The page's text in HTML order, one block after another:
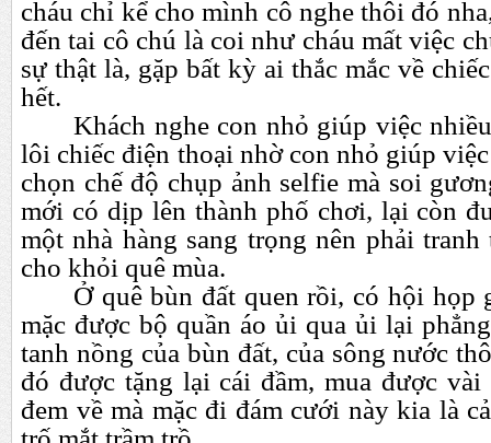
cháu chỉ kể cho mình cô nghe thôi đó
đến tai cô chú là coi như cháu mất việc
sự thật là, gặp bất kỳ ai thắc mắc về
hết.
Khách nghe con nhỏ giúp việc
lôi chiếc điện thoại nhờ con nhỏ giúp
chọn chế độ chụp ảnh selfie mà soi
mới có dịp lên thành phố chơi, lại còn
một nhà hàng sang trọng nên phải
cho khỏi quê mùa.
Ở quê bùn đất quen rồi, có hội họp
mặc được bộ quần áo ủi qua ủi lại
tanh nồng của bùn đất, của sông nước
đó được tặng lại cái đầm, mua được
đem về mà mặc đi đám cưới này kia là